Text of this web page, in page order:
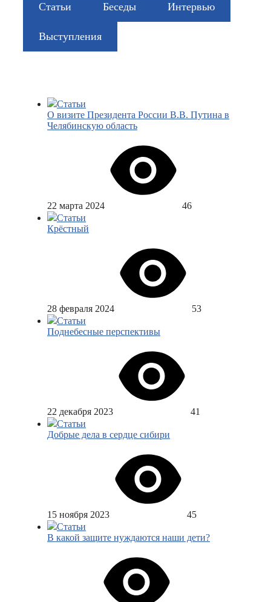
Статьи Беседы Интервью
Выступления
Статьи
О визите Президента России В.В. Путина в
Челябинскую область
22 марта 2024
46
Статьи
Крёстный
28 февраля 2024
53
Статьи
Поднебесные перспективы
22 декабря 2023
41
Статьи
Добрые дела в сердце сибири
15 ноября 2023
45
Статьи
В какой защите нуждаются наши дети?